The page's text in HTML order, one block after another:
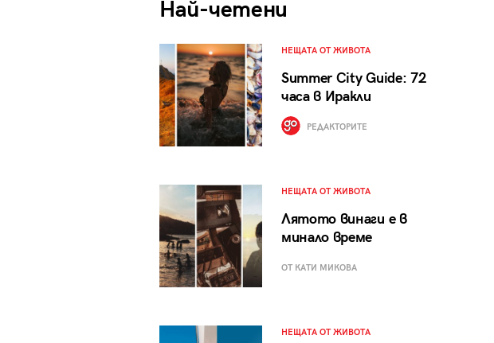
Най-четени
НЕЩАТА ОТ ЖИВОТА
Summer City Guide: 72
часа в Иракли
РЕДАКТОРИТЕ
НЕЩАТА ОТ ЖИВОТА
Лятото винаги е в
минало време
ОТ КАТИ МИКОВА
НЕЩАТА ОТ ЖИВОТА